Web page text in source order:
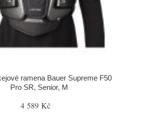
ramena Bauer Supreme F50
Pro SR, Senior, M
4 589 Kč